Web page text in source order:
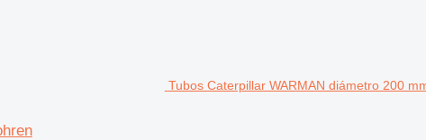
Tubos Caterpillar WARMAN diámetro 200